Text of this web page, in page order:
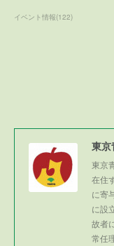
イベント情報(122)
東京
東京
在住
に寄
に設
故者
常任